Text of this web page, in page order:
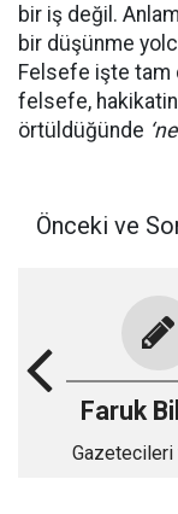
bir iş değil.
bir düşünme
Felsefe işte tam
felsefe,
örtüldüğünde
Önceki ve
Faruk